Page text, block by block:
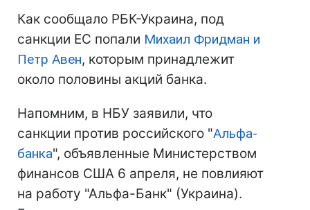
Как сообщало РБК-Украина, под
санкции ЕС попали Михаил Фридман и
Петр Авен, которым принадлежит
около половины акций банка.
Напомним, в НБУ заявили, что
санкции против российского "Альфа-
банка", объявленные Министерством
финансов США 6 апреля, не повлияют
на работу "Альфа-Банк" (Украина).